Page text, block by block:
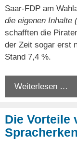
Saar-FDP am
die eigenen Inhalte
schafften die
der Zeit sogar erst
Stand 7,4 %.
Weiterlesen …
Die Vorteile